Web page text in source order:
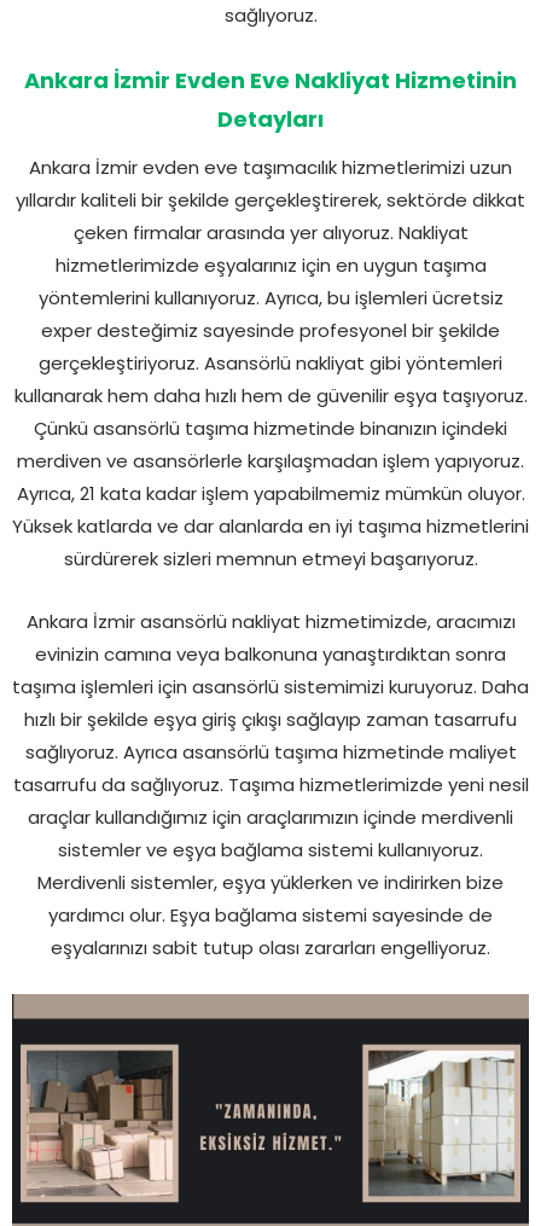
sağlıyoruz.
Ankara İzmir Evden Eve Nakliyat Hizmetinin
Detayları
Ankara İzmir evden eve taşımacılık hizmetlerimizi uzun
yıllardır kaliteli bir şekilde gerçekleştirerek, sektörde dikkat
çeken firmalar arasında yer alıyoruz. Nakliyat
hizmetlerimizde eşyalarınız için en uygun taşıma
yöntemlerini kullanıyoruz. Ayrıca, bu işlemleri ücretsiz
exper desteğimiz sayesinde profesyonel bir şekilde
gerçekleştiriyoruz. Asansörlü nakliyat gibi yöntemleri
kullanarak hem daha hızlı hem de güvenilir eşya taşıyoruz.
Çünkü asansörlü taşıma hizmetinde binanızın içindeki
merdiven ve asansörlerle karşılaşmadan işlem yapıyoruz.
Ayrıca, 21 kata kadar işlem yapabilmemiz mümkün oluyor.
Yüksek katlarda ve dar alanlarda en iyi taşıma hizmetlerini
sürdürerek sizleri memnun etmeyi başarıyoruz.
Ankara İzmir asansörlü nakliyat hizmetimizde, aracımızı
evinizin camına veya balkonuna yanaştırdıktan sonra
taşıma işlemleri için asansörlü sistemimizi kuruyoruz. Daha
hızlı bir şekilde eşya giriş çıkışı sağlayıp zaman tasarrufu
sağlıyoruz. Ayrıca asansörlü taşıma hizmetinde maliyet
tasarrufu da sağlıyoruz. Taşıma hizmetlerimizde yeni nesil
araçlar kullandığımız için araçlarımızın içinde merdivenli
sistemler ve eşya bağlama sistemi kullanıyoruz.
Merdivenli sistemler, eşya yüklerken ve indirirken bize
yardımcı olur. Eşya bağlama sistemi sayesinde de
eşyalarınızı sabit tutup olası zararları engelliyoruz.